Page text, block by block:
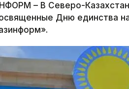
– В Северо-
Дню единства